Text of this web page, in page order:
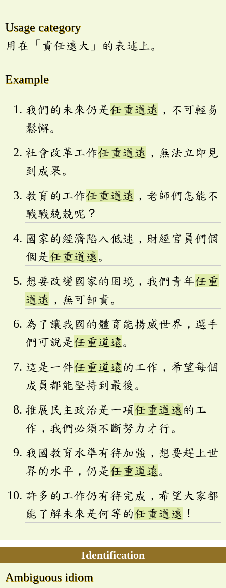
Usage category
用在「責任遠大」的表述上。
Example
我們的未來仍是任重道遠 ，不可輕易
鬆懈。
社會改革工作任重道遠 ，無法立即見
到成果。
教育的工作任重道遠 ，老師們怎能不
戰戰兢兢呢？
國家的經濟陷入低迷，財經官員們個
個是任重道遠。
想要改變國家的困境，我們青年任重
道遠 ，無可卸責。
為了讓我國的體育能揚威世界，選手
們可說是任重道遠。
這是一件任重道遠 的工作，希望每個
成員都能堅持到最後。
推展民主政治是一項任重道遠 的工
作，我們必須不斷努力才行。
我國教育水準有待加強，想要趕上世
界的水平，仍是任重道遠。
許多的工作仍有待完成，希望大家都
能了解未來是何等的任重道遠 ！
Identification
Ambiguous idiom